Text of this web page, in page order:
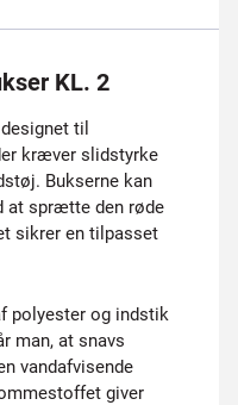
KL. 2
til
kræver slidstyrke
Bukserne kan
at sprætte den røde
sikrer en tilpasset
polyester og indstik
man, at snavs
vandafvisende
giver